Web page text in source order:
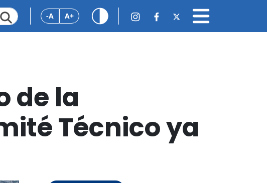
-A A+
de la
Técnico ya